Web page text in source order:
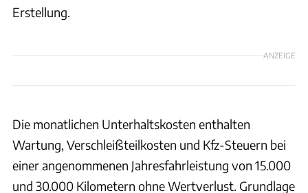
Erstellung.
ANZEIGE
Die monatlichen Unterhaltskosten enthalten
Wartung, Verschleißteilkosten und Kfz-Steuern bei
einer angenommenen Jahresfahrleistung von 15.000
und 30.000 Kilometern ohne Wertverlust. Grundlage